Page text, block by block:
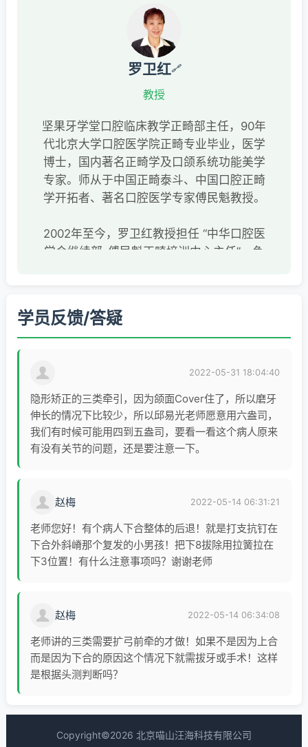
罗卫红🔗
教授
坚果牙学堂口腔临床教学正畸部主任，90年
代北京大学口腔医学院正畸专业毕业，医学
博士，国内著名正畸学及口颌系统功能美学
专家。师从于中国正畸泰斗、中国口腔正畸
学开拓者、著名口腔医学专家傅民魁教授。
2002年至今，罗卫红教授担任 “中华口腔医
学会继续部-傅民魁正畸培训中心主任”，负
美国哈佛大学牙医学院2006年访问学者
美国凯斯西储大学牙医学院访问学者，曾任
英国爱丁堡皇家外科学院正畸专科院员
国际RW高级课程结业中国认证医师
国际B-Smile高级课程结业中国首批功能美
学认证医师
隐适美认证医师
中华口腔医学会会员
中国首批口腔正畸专科医师
《口腔正畸病例集》主编
学专家、疑难病专家，特别关注上气道、颞
下颌关节、咬合等在正畸、正颌外科、修复
等学科中的状态，擅长多学科合作达到口颌
临床及教学工作近30年，积累了丰富的临床
经验，与时俱进不断学习更新，注重整体口
学员反馈/答疑
2022-05-31 18:04:40
隐形矫正的三类牵引，因为颌面Cover住了，所以磨牙
伸长的情况下比较少，所以邱易光老师愿意用六盎司，
我们有时候可能用四到五盎司，要看一看这个病人原来
有没有关节的问题，还是要注意一下。
赵梅 2022-05-14 06:31:21
老师您好！有个病人下合整体的后退！就是打支抗钉在
下合外斜嵴那个复发的小男孩！把下8拔除用拉簧拉在
下3位置！有什么注意事项吗？谢谢老师
赵梅 2022-05-14 06:34:08
老师讲的三类需要扩弓前牵的才做！如果不是因为上合
而是因为下合的原因这个情况下就需拔牙或手术！这样
是根据头测判断吗？
Copyright©2026 北京喵山汪海科技有限公司